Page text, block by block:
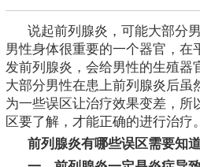
说起前列腺炎，可能大部分
男性身体很重要的一个器官，在
发前列腺炎，会给男性的生殖器
大部分男性在患上前列腺炎后虽
为一些误区让治疗效果变差，所
区要了解，才能正确的进行治疗。
前列腺炎有哪些误区需要知